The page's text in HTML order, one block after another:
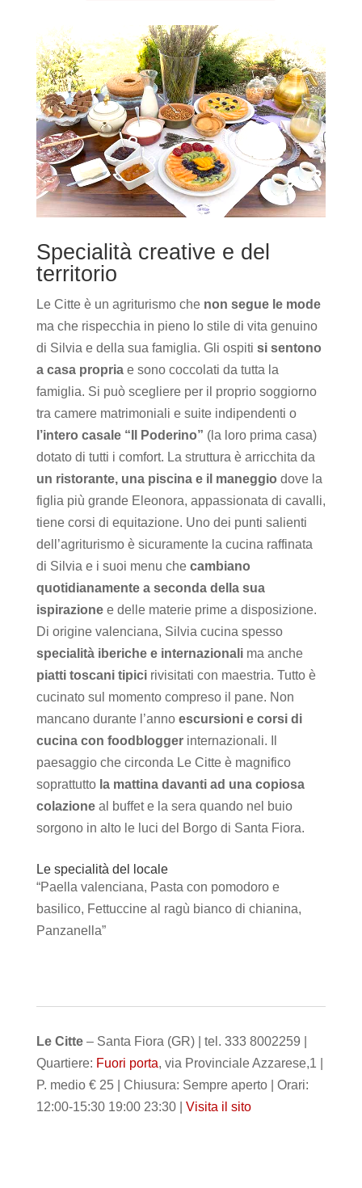
Specialità creative e del
territorio
Le Citte è un agriturismo che non segue le mode
ma che rispecchia in pieno lo stile di vita genuino
di Silvia e della sua famiglia. Gli ospiti si sentono
a casa propriae sono coccolati da tutta la
famiglia. Si può scegliere per il proprio soggiorno
tra camere matrimoniali e suite indipendenti o
l’intero casale “Il Poderino” (la loro prima casa)
dotato di tutti i comfort. La struttura è arricchita da
un ristorante, una piscina e il maneggio dove la
figlia più grande Eleonora, appassionata di cavalli,
tiene corsi di equitazione. Uno dei punti salienti
dell’agriturismo è sicuramente la cucina raffinata
di Silvia e i suoi menu che cambiano
quotidianamente a seconda della sua
ispirazione e delle materie prime a disposizione.
Di origine valenciana, Silvia cucina spesso
specialità iberiche e internazionali ma anche
piatti toscani tipici rivisitati con maestria. Tutto è
cucinato sul momento compreso il pane. Non
mancano durante l’anno escursioni e corsi di
cucina con foodblogger internazionali. Il
paesaggio che circonda Le Citte è magnifico
soprattutto la mattina davanti ad una copiosa
colazioneal buffet e la sera quando nel buio
sorgono in alto le luci del Borgo di Santa Fiora.
Le specialità del locale
“Paella valenciana, Pasta con pomodoro e
basilico, Fettuccine al ragù bianco di chianina,
Panzanella”
Le Citte– Santa Fiora (GR) | tel. 333 8002259 |
Quartiere: Fuori porta, via Provinciale Azzarese,1 |
P. medio € 25 | Chiusura: Sempre aperto | Orari:
12:00-15:30 19:00 23:30 | Visita il sito